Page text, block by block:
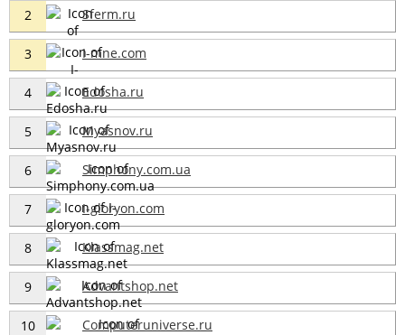
2 Sferm.ru
3 I-mne.com
4 Edosha.ru
5 Myasnov.ru
6 Simphony.com.ua
7 I-gloryon.com
8 Klassmag.net
9 Advantshop.net
10 Computeruniverse.ru